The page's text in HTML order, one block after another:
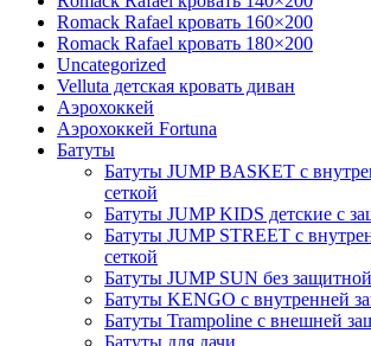
Romack Rafael кровать 160×200
Romack Rafael кровать 180×200
Uncategorized
Velluta детская кровать диван
Аэрохоккей
Аэрохоккей Fortuna
Батуты
Батуты JUMP BASKET с
сеткой
Батуты JUMP KIDS детские с
Батуты JUMP STREET с
сеткой
Батуты JUMP SUN без
Батуты KENGO с внутренней
Батуты Trampoline с внешней